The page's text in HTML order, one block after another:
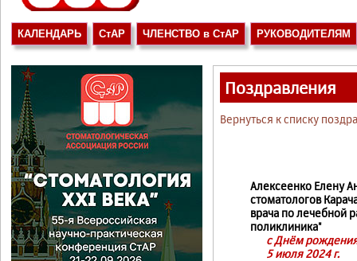
КАЛЕНДАРЬ СтАР ЧЛЕНСТВО в СтАР РУКОВОДИТЕЛЯМ
Поздравления
Вернуться к списку
Алексеенко Елену
стоматологов
врача по лечебной
поликлиника"
с Днём
5 июля 2024 г.